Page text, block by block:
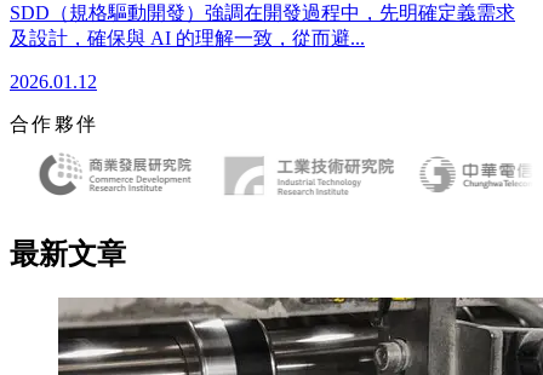
SDD（規格驅動開發）強調在開發過程中，先明確定義需求
及設計，確保與 AI 的理解一致，從而避...
2026.01.12
合作夥伴
最新文章